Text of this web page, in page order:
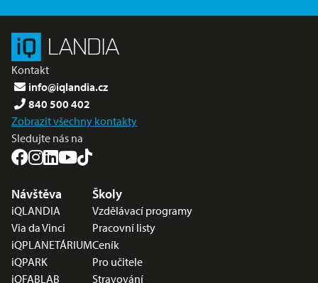
Kontakt
info@iqlandia.cz
840 500 402
Zobrazit všechny kontakty
Sledujte nás na
Nabídka v zápatí
Návštěva
iQLANDIA
Via da Vinci
iQPLANETÁRIUM
iQPARK
iQFABLAB
Školy
Vzdělávací programy
Pracovní listy
Ceník
Pro učitele
Stravování